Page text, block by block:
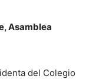
Asamblea
del Colegio